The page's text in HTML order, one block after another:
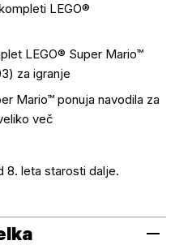
LEGO®
LEGO® Super Mario™
za igranje
Mario™ ponuja navodila za
več
8. leta starosti dalje.